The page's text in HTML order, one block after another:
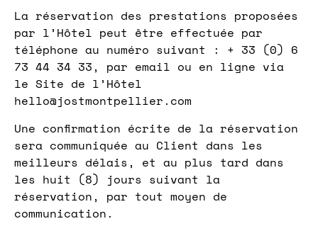
La réservation des prestations proposées
par l’Hôtel peut être effectuée par
téléphone au numéro suivant : + 33 (0) 6
73 44 34 33, par email ou en ligne via
le Site de l’Hôtel
hello@jostmontpellier.com
Une confirmation écrite de la réservation
sera communiquée au Client dans les
meilleurs délais, et au plus tard dans
les huit (8) jours suivant la
réservation, par tout moyen de
communication.